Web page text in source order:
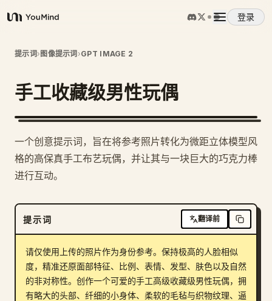
YouMind
登录
概览
使用案例
提示词
定价
下载
博客
提示词› 图像提示词 ›GPT IMAGE 2
手工收藏级男性玩偶
一个创意提示词，旨在将参考照片转化为微距立体模型风
格的高保真手工布艺玩偶，并让其与一块巨大的巧克力棒
进行互动。
提示词 翻译前
请仅使用上传的照片作为身份参考。保持极高的人脸相似
度，精准还原面部特征、比例、表情、发型、肤色以及自然
的非对称性。创作一个可爱的手工高级收藏级男性玩偶，拥
有略大的头部、纤细的小身体、柔软的毛毡与织物纹理、逼